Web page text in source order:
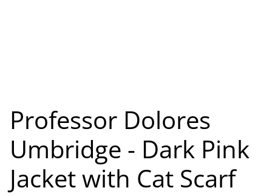
Professor Dolores
Umbridge - Dark Pink
Jacket with Cat Scarf